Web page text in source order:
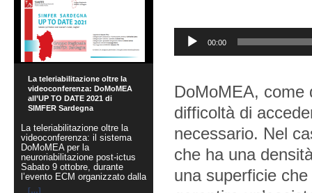
Audio
Player
00:00
DoMoMEA, come
difficoltà di
necessario. Nel
che ha una
una superficie
La teleriabilitazione oltre la
videoconferenza: DoMoMEA
all’UP TO DATE 2021 di
SIMFER Sardegna
La teleriabilitazione oltre la
videoconferenza: il sistema
DoMoMEA per la
neuroriabilitazione post-ictus
Sabato 9 ottobre, durante
l’evento ECM organizzato dalla
[…]